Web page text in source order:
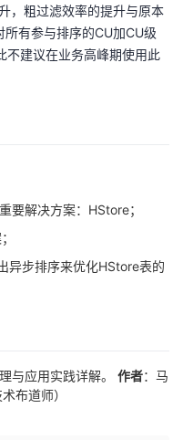
，粗过滤效率的提升与原本
有参与排序的CU加CU级
不建议在业务高峰期使用此
要解决方案：HStore；
异步排序来优化HStore表的
与应用实践详解。 作者：马
布道师）